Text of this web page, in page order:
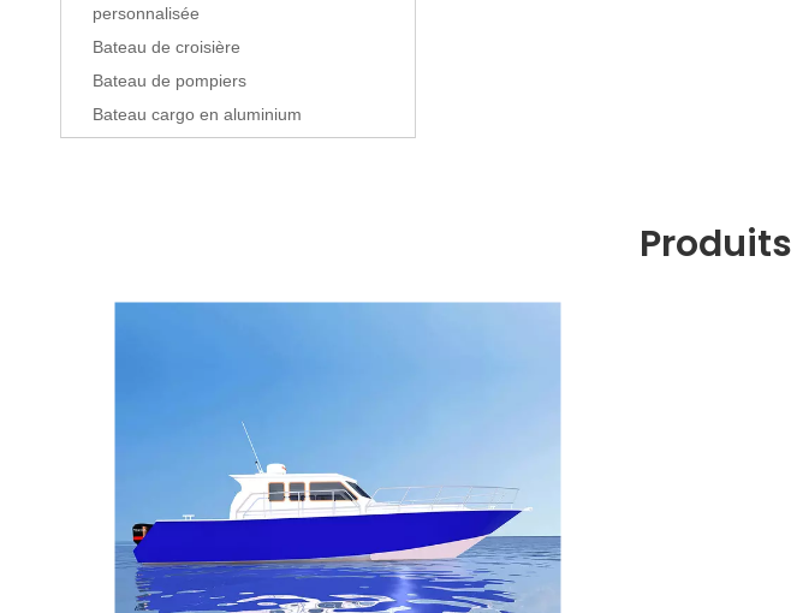
personnalisée
Bateau de croisière
Bateau de pompiers
Bateau cargo en aluminium